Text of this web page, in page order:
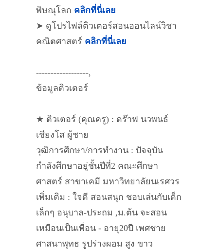
พิษณุโลก คลิกที่นี่เลย
➤ ดูโปรไฟล์ติวเตอร์สอนออนไลน์วิชา
คณิตศาสตร์ คลิกที่นี่เลย
------------------,
ข้อมูลติวเตอร์
★ ติวเตอร์ (คุณครู) : ดร๊าฟ นวพนธ์
เชียงโส ผู้ชาย
วุฒิการศึกษา/การทำงาน : ปัจจุบัน
กำลังศึกษาอยู่ชั้นปีที่2 คณะศึกษา
ศาสตร์ สาขาเคมี มหาวิทยาลัยนเรศวร
เพิ่มเติม : ใจดี สอนสนุก ชอบเล่นกับเด็ก
เล็กๆ อนุบาล-ประถม ,ม.ต้น จะสอน
เหมือนเป็นเพื่อน - อายุ20ปี เพศชาย
ศาสนาพุทธ รูปร่างผอม สูง ขาว